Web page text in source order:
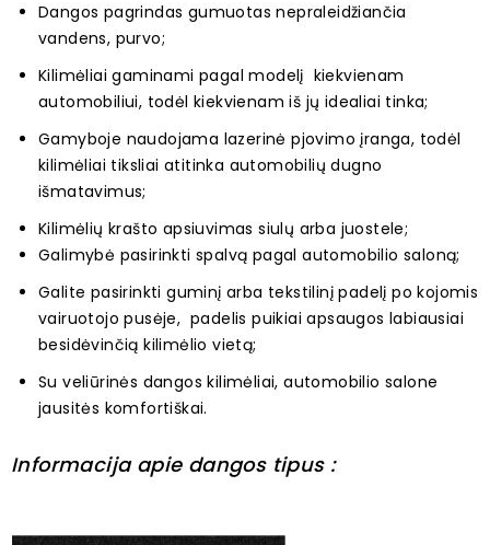
Dangos pagrindas gumuotas nepraleidžiančia
vandens, purvo;
Kilimėliai gaminami pagal modelį kiekvienam
automobiliui, todėl kiekvienam iš jų idealiai tinka;
Gamyboje naudojama lazerinė pjovimo įranga, todėl
kilimėliai tiksliai atitinka automobilių dugno
išmatavimus;
Kilimėlių krašto apsiuvimas siulų arba juostele;
Galimybė pasirinkti spalvą pagal automobilio saloną;
Galite pasirinkti guminį arba tekstilinį padelį po kojomis
vairuotojo pusėje, padelis puikiai apsaugos labiausiai
besidėvinčią kilimėlio vietą;
Su veliūrinės dangos kilimėliai, automobilio salone
jausitės komfortiškai.
Informacija apie dangos tipus :